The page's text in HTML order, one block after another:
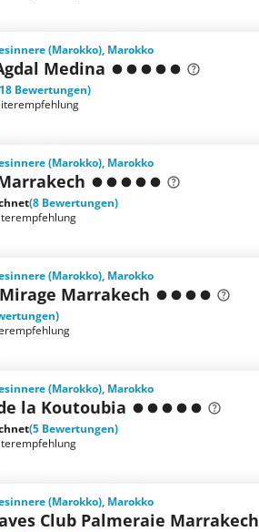
(Marokko), Marokko
Medina
Bewertungen)
(Marokko), Marokko
(8 Bewertungen)
(Marokko), Marokko
Marrakech
(Marokko), Marokko
la Koutoubia
(5 Bewertungen)
(Marokko), Marokko
Club Palmeraie Marrakech